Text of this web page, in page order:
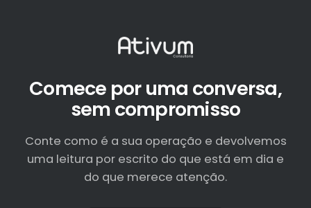
Comece por uma conversa,
sem compromisso
Conte como é a sua operação e devolvemos
uma leitura por escrito do que está em dia e
do que merece atenção.